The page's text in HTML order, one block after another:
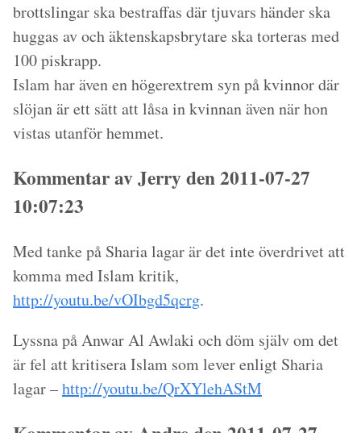
brottslingar ska bestraffas där tjuvars händer ska
huggas av och äktenskapsbrytare ska torteras med
100 piskrapp.
Islam har även en högerextrem syn på kvinnor där
slöjan är ett sätt att låsa in kvinnan även när hon
vistas utanför hemmet.
Kommentar av Jerry den 2011-07-27
10:07:23
Med tanke på Sharia lagar är det inte överdrivet att
komma med Islam kritik,
http://youtu.be/vOIbgd5qcrg.
Lyssna på Anwar Al Awlaki och döm själv om det
är fel att kritisera Islam som lever enligt Sharia
lagar –http://youtu.be/QrXYlehAStM